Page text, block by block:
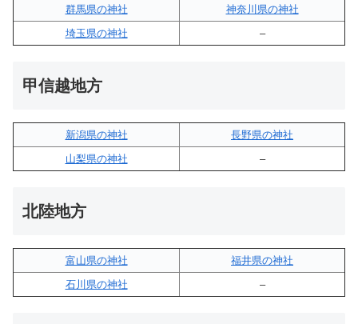
群馬県の神社
神奈川県の神社
埼玉県の神社
–
甲信越地方
新潟県の神社
長野県の神社
山梨県の神社
–
北陸地方
富山県の神社
福井県の神社
石川県の神社
–